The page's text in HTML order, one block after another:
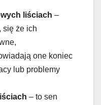
liściach –
się że ich
one koniec
lub problemy
– to sen